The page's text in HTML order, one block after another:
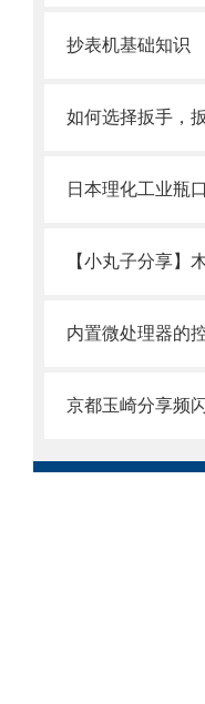
抄表机基础知识
如何选择扳手，
日本理化工业瓶
【小丸子分享】
京都玉崎分享频